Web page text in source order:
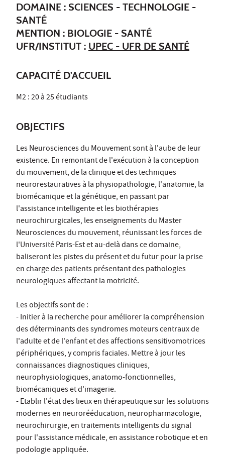
DOMAINE : SCIENCES - TECHNOLOGIE -
SANTÉ
MENTION : BIOLOGIE - SANTÉ
UFR/INSTITUT : UPEC - UFR DE SANTÉ
CAPACITÉ D'ACCUEIL
M2 : 20 à 25 étudiants
OBJECTIFS
Les Neurosciences du Mouvement sont à l'aube de leur
existence. En remontant de l'exécution à la conception
du mouvement, de la clinique et des techniques
neurorestauratives à la physiopathologie, l'anatomie, la
biomécanique et la génétique, en passant par
l'assistance intelligente et les biothérapies
neurochirurgicales, les enseignements du Master
Neurosciences du mouvement, réunissant les forces de
l'Université Paris-Est et au-delà dans ce domaine,
baliseront les pistes du présent et du futur pour la prise
en charge des patients présentant des pathologies
neurologiques affectant la motricité.
Les objectifs sont de :
- Initier à la recherche pour améliorer la compréhension
des déterminants des syndromes moteurs centraux de
l'adulte et de l'enfant et des affections sensitivomotrices
périphériques, y compris faciales. Mettre à jour les
connaissances diagnostiques cliniques,
neurophysiologiques, anatomo-fonctionnelles,
biomécaniques et d'imagerie.
- Etablir l'état des lieux en thérapeutique sur les solutions
modernes en neurorééducation, neuropharmacologie,
neurochirurgie, en traitements intelligents du signal
pour l'assistance médicale, en assistance robotique et en
podologie appliquée.